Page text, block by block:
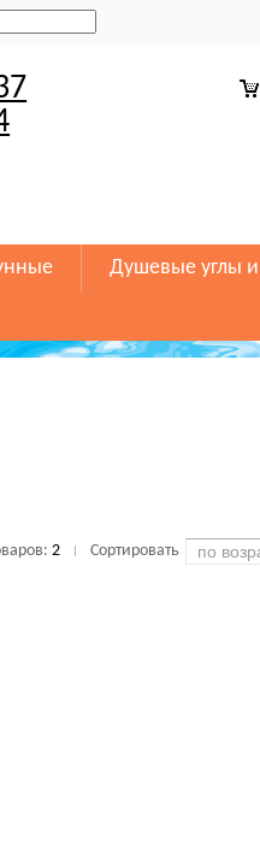
Душевые углы
2 Сортировать